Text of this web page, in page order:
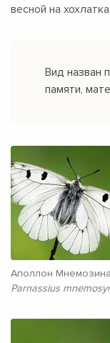
весной на
Вид назван
памяти,
Аполлон Мнемозина
Parnassius